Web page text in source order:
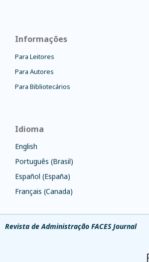
Informações
Para Leitores
Para Autores
Para Bibliotecários
Idioma
English
Português (Brasil)
Español (España)
Français (Canada)
Revista de Administração FACES Journal